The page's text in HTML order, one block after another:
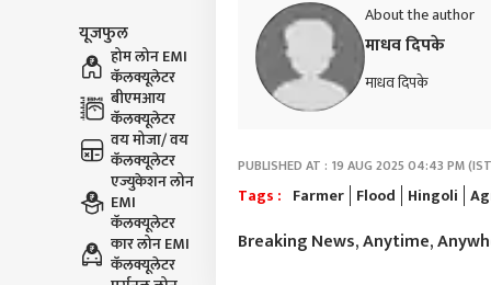
यूजफुल
होम लोन EMI
कॅलक्यूलेटर
बीएमआय
कॅलक्यूलेटर
वय मोजा/ वय
कॅलक्यूलेटर
एज्युकेशन लोन
EMI
कॅलक्यूलेटर
कार लोन EMI
कॅलक्यूलेटर
About the author
माधव दिपके
माधव दिपके
PUBLISHED AT : 19 AUG 2025 04:43 PM
Tags : Farmer Flood Hingoli
Breaking News, Anytime,